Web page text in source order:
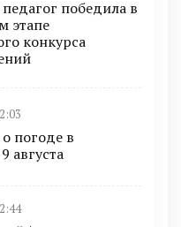
победила в
этапе
конкурса
погоде в
августа